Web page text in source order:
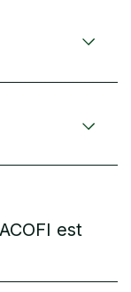
est